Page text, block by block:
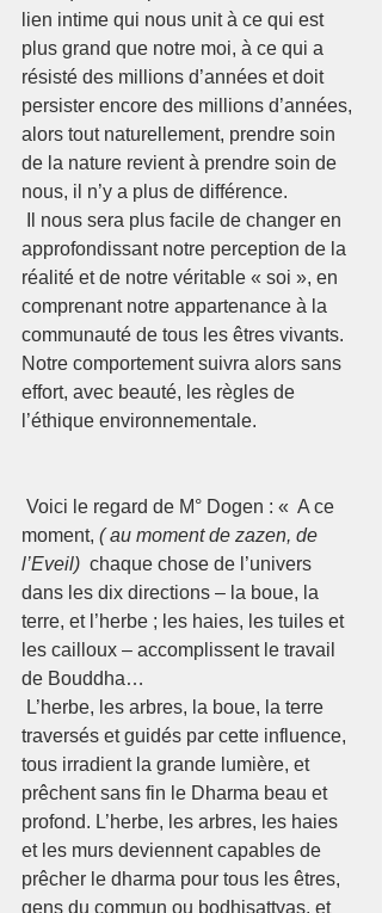
lien intime qui nous unit à ce qui est
plus grand que notre moi, à ce qui a
résisté des millions d’années et doit
persister encore des millions d’années,
alors tout naturellement, prendre soin
de la nature revient à prendre soin de
nous, il n’y a plus de différence.
approfondissant notre perception de la
réalité et de notre véritable « soi », en
comprenant notre appartenance à la
communauté de tous les êtres vivants.
Notre comportement suivra alors sans
effort, avec beauté, les règles de
l’éthique environnementale.
Voici le regard de M° Dogen : «  A ce
moment, ( au moment de zazen, de
l’Eveil) chaque chose de l’univers
dans les dix directions – la boue, la
terre, et l’herbe ; les haies, les tuiles et
les cailloux – accomplissent le travail
de Bouddha…
traversés et guidés par cette influence,
tous irradient la grande lumière, et
prêchent sans fin le Dharma beau et
profond. L’herbe, les arbres, les haies
et les murs deviennent capables de
prêcher le dharma pour tous les êtres,
gens du commun ou bodhisattvas, et